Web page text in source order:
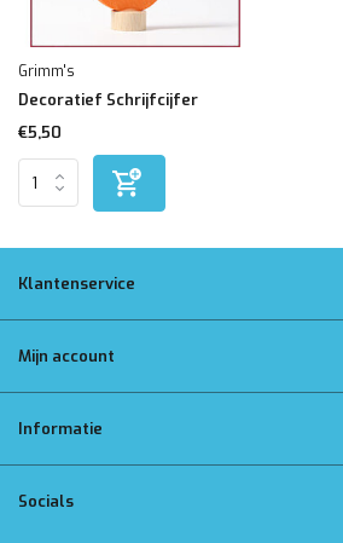
Grimm's
Decoratief Schrijfcijfer
€5,50
Klantenservice
Mijn account
Informatie
Socials